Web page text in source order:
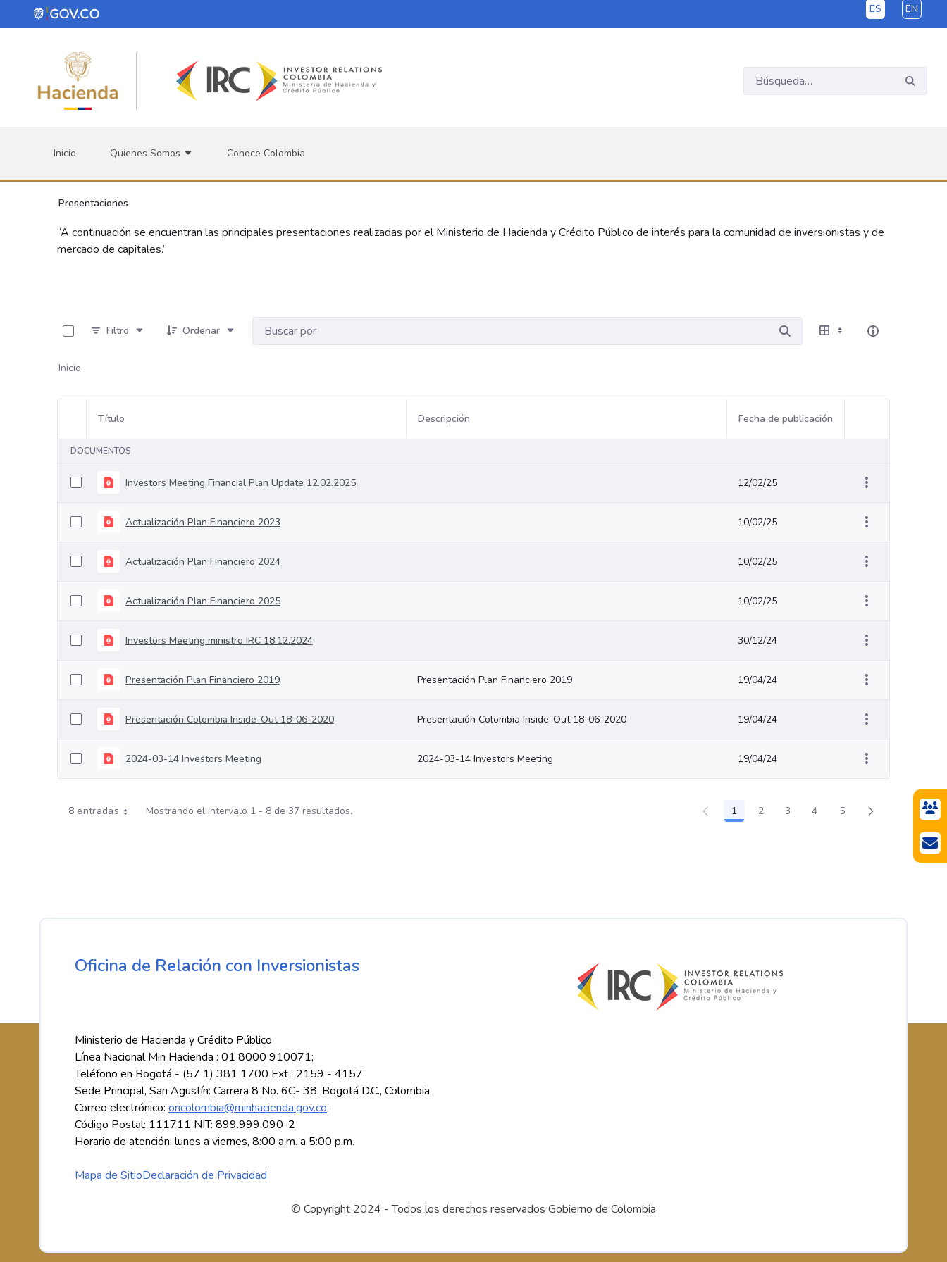
Saltar al contenido principal ES EN
Inicio Quienes Somos Conoce Colombia
Presentaciones
“A continuación se encuentran las principales presentaciones realizadas por el Ministerio de Hacienda y Crédito Público de interés para la comunidad de inversionistas y de
mercado de capitales.”
Filtro
Ordenar
Inicio
Selección del elemento
Título Descripción Fecha de publicación
DOCUMENTOS
Investors Meeting Financial Plan Update 12.02.2025 12/02/25
Actualización Plan Financiero 2023 10/02/25
Actualización Plan Financiero 2024 10/02/25
Actualización Plan Financiero 2025 10/02/25
Investors Meeting ministro IRC 18.12.2024 30/12/24
Presentación Plan Financiero 2019 Presentación Plan Financiero 2019 19/04/24
Presentación Colombia Inside-Out 18-06-2020 Presentación Colombia Inside-Out 18-06-2020 19/04/24
2024-03-14 Investors Meeting 2024-03-14 Investors Meeting 19/04/24
8 entradas Mostrando el intervalo 1 - 8 de 37 resultados. Página
1 Página
2 Página
3 Página
4 Página
5
Oficina de Relación con Inversionistas
Ministerio de Hacienda y Crédito Público
Línea Nacional Min Hacienda : 01 8000 910071;
Teléfono en Bogotá - (57 1) 381 1700 Ext : 2159 - 4157
Sede Principal, San Agustín: Carrera 8 No. 6C- 38. Bogotá D.C., Colombia
Correo electrónico: oricolombia@minhacienda.gov.co;
Código Postal: 111711 NIT: 899.999.090-2
Horario de atención: lunes a viernes, 8:00 a.m. a 5:00 p.m.
Mapa de SitioDeclaración de Privacidad
© Copyright 2024 - Todos los derechos reservados Gobierno de Colombia